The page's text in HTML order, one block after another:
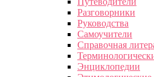
Разговорники
Руководства
Самоучители
Справочная
Энциклопедии